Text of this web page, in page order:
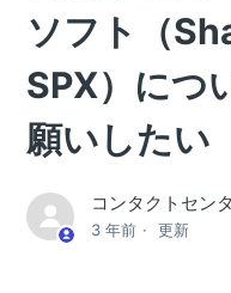
ソフト（
SPX）につ
願いしたい
コンタクトセン
3 年前 更新